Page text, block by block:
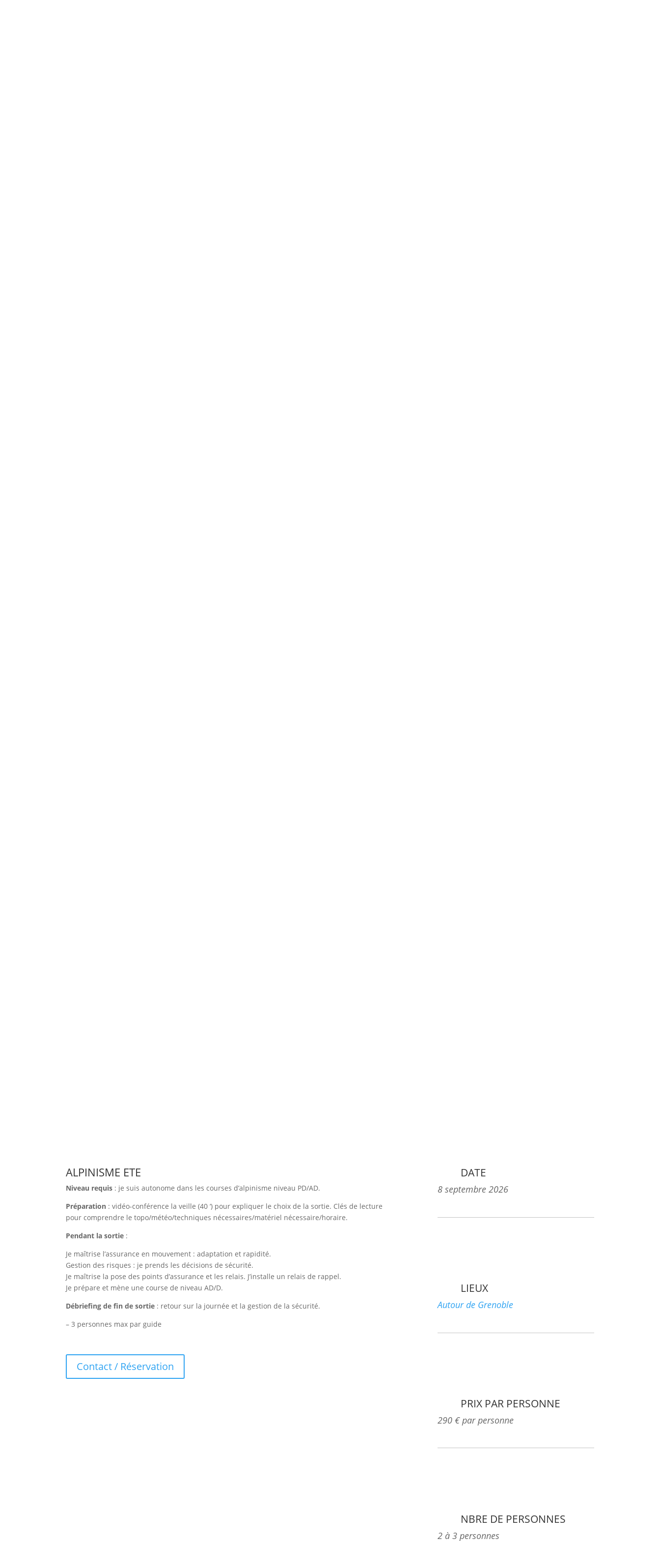
ALPINISME ETE
Niveau requis : je suis autonome dans les courses d’alpinisme niveau PD/AD.
Préparation : vidéo-conférence la veille (40 ‘) pour expliquer le choix de la sortie. Clés de lecture
pour comprendre le topo/météo/techniques nécessaires/matériel nécessaire/horaire.
Pendant la sortie :
Je maîtrise l’assurance en mouvement : adaptation et rapidité.
Gestion des risques : je prends les décisions de sécurité.
Je maîtrise la pose des points d’assurance et les relais. J’installe un relais de rappel.
Je prépare et mène une course de niveau AD/D.
Débriefing de fin de sortie : retour sur la journée et la gestion de la sécurité.
– 3 personnes max par guide
Contact / Réservation
DATE
8 septembre 2026
LIEUX
Autour de Grenoble
PRIX PAR PERSONNE
290 € par personne
NBRE DE PERSONNES
2 à 3 personnes